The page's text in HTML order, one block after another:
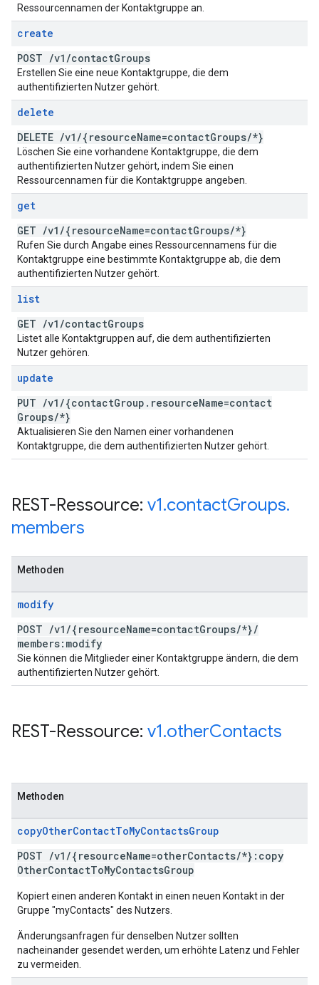
Ressourcennamen der Kontaktgruppe an.
create
POST /v1 /contactGroups
Erstellen Sie eine neue Kontaktgruppe, die dem
authentifizierten Nutzer gehört.
delete
DELETE /v1 /{resourceName=contactGroups/*}
Löschen Sie eine vorhandene Kontaktgruppe, die dem
authentifizierten Nutzer gehört, indem Sie einen
Ressourcennamen für die Kontaktgruppe angeben.
get
GET /v1 /{resourceName=contactGroups/*}
Rufen Sie durch Angabe eines Ressourcennamens für die
Kontaktgruppe eine bestimmte Kontaktgruppe ab, die dem
authentifizierten Nutzer gehört.
list
GET /v1 /contactGroups
Listet alle Kontaktgruppen auf, die dem authentifizierten
Nutzer gehören.
update
PUT /v1 /{contactGroup . resourceName=contact
Groups/*}
Aktualisieren Sie den Namen einer vorhandenen
Kontaktgruppe, die dem authentifizierten Nutzer gehört.
REST-Ressource: v1.contactGroups.
members
Methoden
modify
POST /v1 /{resourceName=contactGroups/*}/
members:modify
Sie können die Mitglieder einer Kontaktgruppe ändern, die dem
authentifizierten Nutzer gehört.
REST-Ressource: v1.otherContacts
Methoden
copyOtherContactToMyContactsGroup
POST /v1 /{resourceName=otherContacts/*}:copy
OtherContactToMyContactsGroup
Kopiert einen anderen Kontakt in einen neuen Kontakt in der
Gruppe "myContacts" des Nutzers.
Änderungsanfragen für denselben Nutzer sollten
nacheinander gesendet werden, um erhöhte Latenz und Fehler
zu vermeiden.